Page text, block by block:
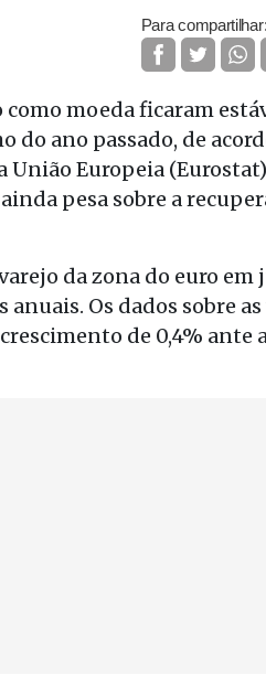
Para compartilhar:
moeda ficaram
do ano passado, de
Europeia
pesa sobre a
da zona do euro em
Os dados sobre
de 0,4% ante